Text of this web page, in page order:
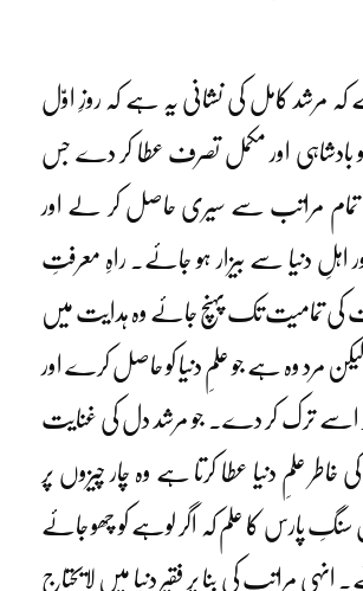
مرشد کامل کی نشانی یہ ہے کہ روزِ اوّل
بادشاہی اور مکمل تصرف عطا کر دے جس
تمام مراتب سے سیری حاصل کر لے اور
اہلِ دنیا سے بیزار ہو جائے۔ راہِ معرفتِ
کی تمامیت تک پہنچ جائے وہ ہدایت میں
مرد وہ ہے جو علمِ دنیا کو حاصل کرے اور
اسے ترک کر دے۔ جو مرشد دل کی غنایت
خاطر علمِ دنیا عطا کرتا ہے وہ چار چیزوں پر
پارس کا علم کہ اگر لوہے کو چھو جائے
انہی مراتب کی بنا پر فقیر دنیا میں لایحتاج